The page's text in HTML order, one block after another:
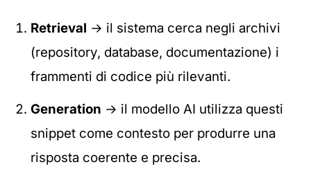
Retrieval → il sistema cerca negli archivi
(repository, database, documentazione) i
frammenti di codice più rilevanti.
Generation → il modello AI utilizza questi
snippet come contesto per produrre una
risposta coerente e precisa.